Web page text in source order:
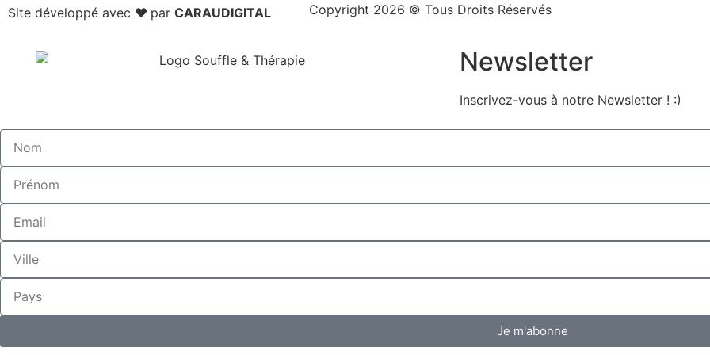
Site développé avec ❤ par CARAUDIGITAL Copyright 2026 © Tous Droits Réservés
Newsletter
Inscrivez-vous à notre Newsletter ! :)
Je m'abonne